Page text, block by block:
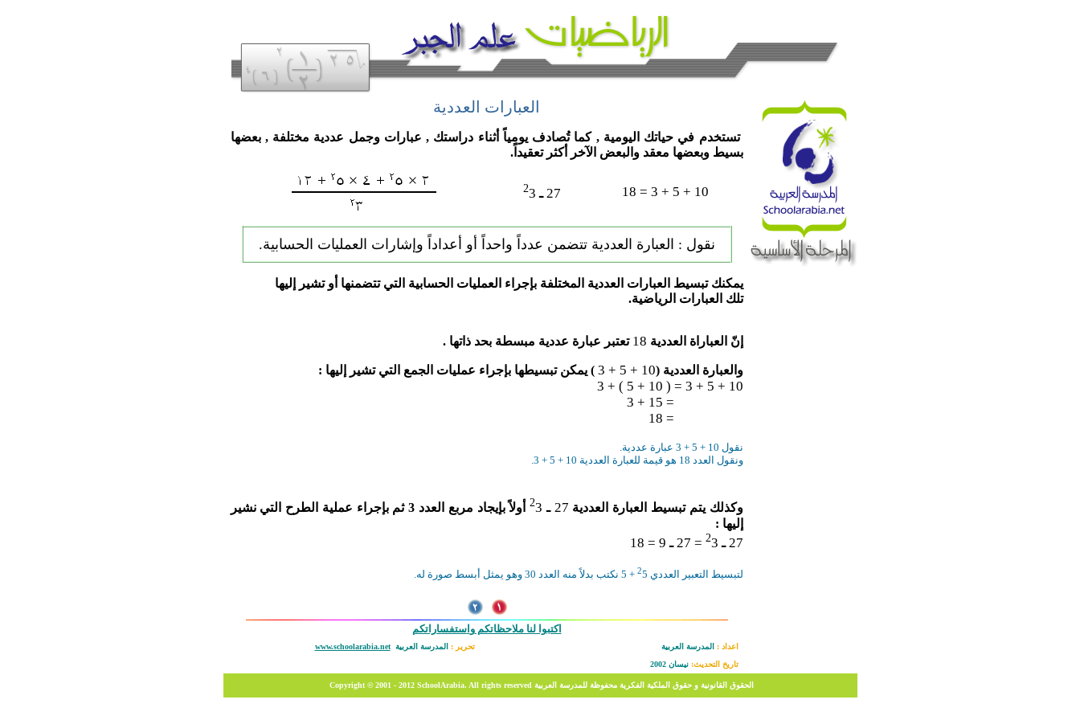
العبارات العددية
تستخدم في حياتك اليومية , كما تُصادف يومياً أثناء دراستك , عبارات وجمل عددية مختلفة , بعضها
بسيط وبعضها معقد والبعض الآخر أكثر تعقيداً.
27 ـ 23 10 + 5 + 3 = 18
نقول : العبارة العددية تتضمن عدداً واحداً أو أعداداً وإشارات العمليات الحسابية.
يمكنك تبسيط العبارات العددية المختلفة بإجراء العمليات الحسابية التي تتضمنها أو تشير إليها
تلك العبارات الرياضية.
إنّ العباراة ا لعددية 18 تعتبر عبارة عددية مبسطة بحد ذاتها .
والعبارة العددية (
10 + 5
+
3
)يمكن تبسيطها بإجراء عمليات الجمع التي تشير إليها :
10 + 5 + 3 = ( 10 + 5 ) + 3
= 15 + 3
= 18
نقول 10 + 5 + 3 عبارة عددية.
ونقول العدد 18 هو قيمة للعبارة العددية 10 + 5 + 3.
وكذلك يتم تبسيط العبارة العددية 27 ـ 23
أولاً بإيجاد مربع العدد 3 ثم بإجراء عملية الطرح التي نشير
إليها :
27 ـ 23 = 27 ـ9 = 18
لتبسيط التعبير العددي 25 + 5 نكتب بدلاً منه العدد 30 وهو يمثل أبسط صورة له.
اكتبوا لنا ملاحظاتكمو استفساراتكم
تحرير : المدرسة العربيةwww.schoolarabia.net اعداد :
المدرسة العربية
تاريخ التحديث: نيسان 2002
Copyright © 2001 - 2012 SchoolArabia. All rights reserved الحقوق القانونية و حقوق الملكية الفكرية محفوظة للمدرسة العربية